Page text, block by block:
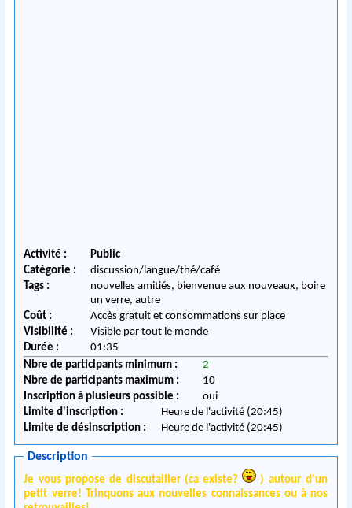
Activité :
Public
Catégorie :
discussion/langue/thé/café
Tags :
nouvelles amitiés, bienvenue aux nouveaux, boire
un verre, autre
Coût :
Accès gratuit et consommations sur place
Visibilité :
Visible par tout le monde
Durée :
01:35
Nbre de participants minimum :
2
Nbre de participants maximum :
10
Inscription à plusieurs possible :
oui
Limite d'inscription :
Heure de l'activité (20:45)
Limite de désinscription :
Heure de l'activité (20:45)
Description
Je vous propose de discutailler (ca existe?
petit verre! Trinquons aux nouvelles connaissances ou à nos